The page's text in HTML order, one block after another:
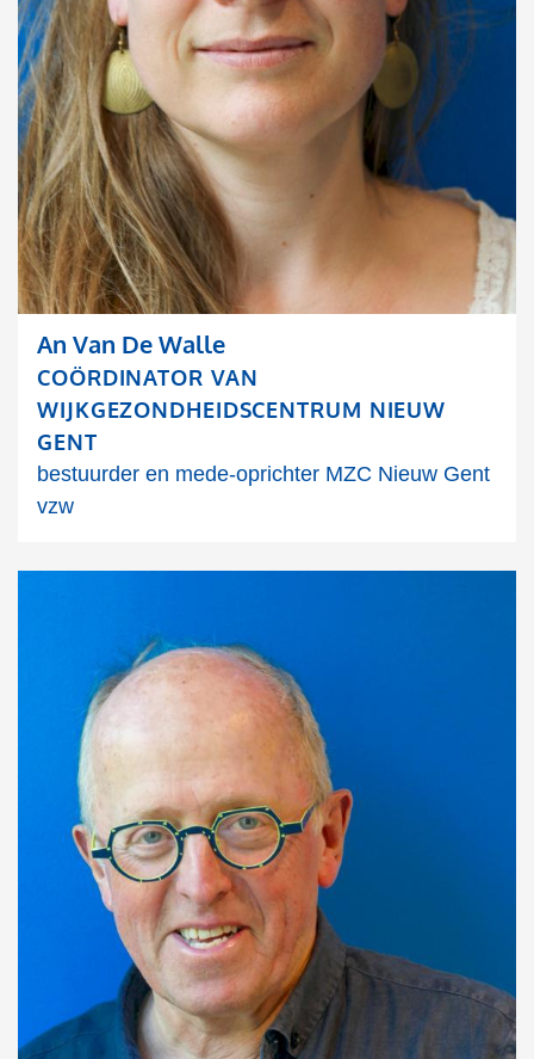
An Van De Walle
COÖRDINATOR VAN
WIJKGEZONDHEIDSCENTRUM NIEUW
GENT
bestuurder en mede-oprichter MZC Nieuw Gent
vzw